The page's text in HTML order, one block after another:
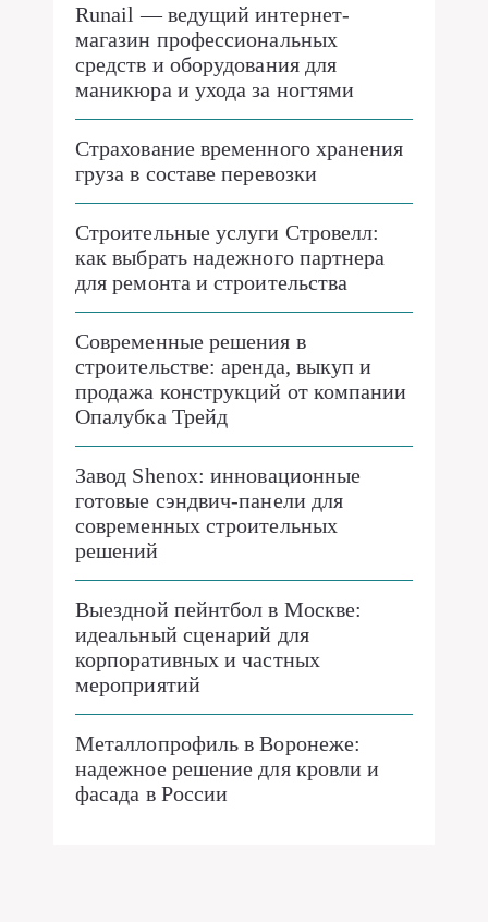
Runail — ведущий интернет-
магазин профессиональных
средств и оборудования для
маникюра и ухода за ногтями
Страхование временного хранения
груза в составе перевозки
Строительные услуги Стровелл:
как выбрать надежного партнера
для ремонта и строительства
Современные решения в
строительстве: аренда, выкуп и
продажа конструкций от компании
Опалубка Трейд
Завод Shenox: инновационные
готовые сэндвич-панели для
современных строительных
решений
Выездной пейнтбол в Москве:
идеальный сценарий для
корпоративных и частных
мероприятий
Металлопрофиль в Воронеже:
надежное решение для кровли и
фасада в России